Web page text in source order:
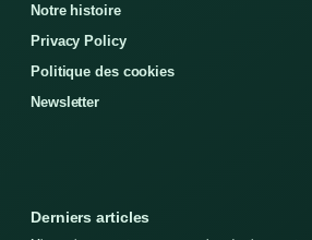
Notre histoire
Privacy Policy
Politique des cookies
Newsletter
Derniers articles